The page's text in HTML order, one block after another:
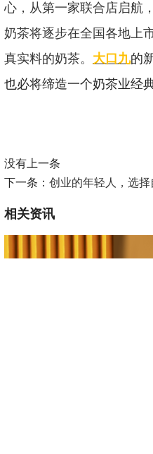
心，从第一家联合店启航
奶茶将逐步在全国各地上
真实料的奶茶。 大口九的
也必将缔造一个奶茶业经
没有上一条
下一条： 创业的年轻人，选
相关资讯